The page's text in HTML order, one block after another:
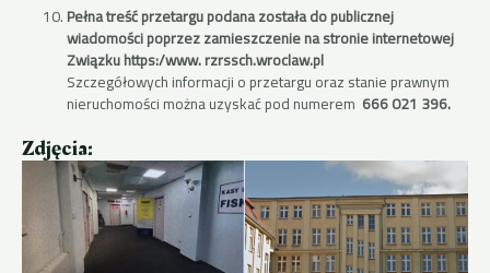
Pełna treść przetargu podana została do publicznej
wiadomości poprzez zamieszczenie na stronie internetowej
Związku https:/www.rzrssch.wroclaw.pl
Szczegółowych informacji o przetargu oraz stanie prawnym
nieruchomości można uzyskać pod numerem 666 021 396.
Zdjęcia: